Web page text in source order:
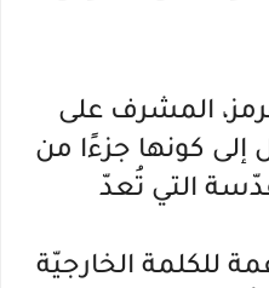
المشرف على
إلى كونها جزءًا من
التي تُعدّ
للكلمة الخارجيّة